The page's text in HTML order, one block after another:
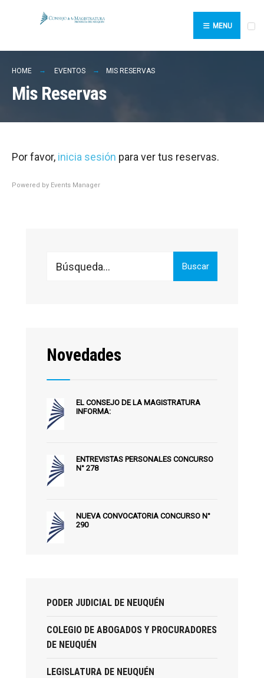
MENU
HOME EVENTOS MIS RESERVAS
Mis Reservas
Por favor, inicia sesión para ver tus reservas.
Powered by Events Manager
Buscar
Novedades
EL CONSEJO DE LA MAGISTRATURA
INFORMA:
ENTREVISTAS PERSONALES CONCURSO
N° 278
NUEVA CONVOCATORIA CONCURSO N°
290
PODER JUDICIAL DE NEUQUÉN
COLEGIO DE ABOGADOS Y PROCURADORES
DE NEUQUÉN
LEGISLATURA DE NEUQUÉN
for: